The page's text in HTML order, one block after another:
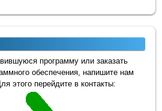
программу или заказать
обеспечения, напишите нам
этого перейдите в контакты: